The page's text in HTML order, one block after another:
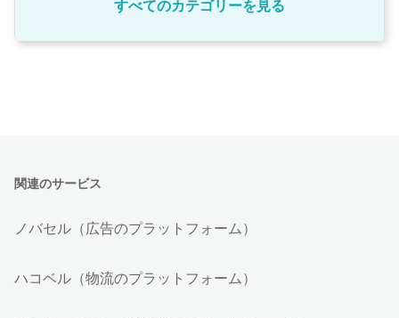
すべてのカテゴリーを見る
関連のサービス
ノバセル（広告のプラットフォーム）
ハコベル（物流のプラットフォーム）